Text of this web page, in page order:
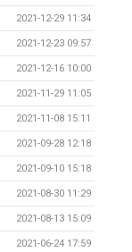
2021-12-29 11:34
2021-12-23 09:57
2021-12-16 10:00
2021-11-29 11:05
2021-11-08 15:11
2021-09-28 12:18
2021-09-10 15:18
2021-08-30 11:29
2021-08-13 15:09
2021-06-24 17:59